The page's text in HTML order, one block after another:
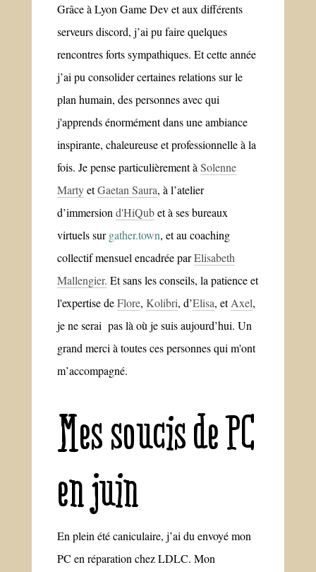
Grâce à Lyon Game Dev et aux différents
serveurs discord, j’ai pu faire quelques
rencontres forts sympathiques. Et cette année
j’ai pu consolider certaines relations sur le
plan humain, des personnes avec qui
j'apprends énormément dans une ambiance
inspirante, chaleureuse et professionnelle à la
fois. Je pense particulièrement à Solenne
MartyetGaetan Saura, à l’atelier
d’immersion d'HiQubet à ses bureaux
virtuels surgather.town, et au coaching
collectif mensuel encadrée parElisabeth
Mallengier. Et sans les conseils, la patience et
l'expertise deFlore, Kolibri, d’Elisa, etAxel,
je ne serai pas là où je suis aujourd’hui. Un
grand merci à toutes ces personnes qui m'ont
m’accompagné.
Mes soucis de PC
en juin
En plein été caniculaire, j’ai du envoyé mon
PC en réparation chez LDLC. Mon